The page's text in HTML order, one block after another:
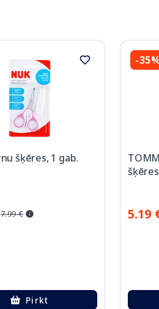
šķēres, 1 gab.
7.99 €
Pirkt
-
5.19